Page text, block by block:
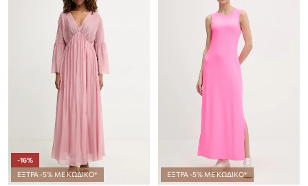
-16%
ΕΞΤΡΑ -5% ΜΕ ΚΩΔΙΚΟ*
ΕΞΤΡΑ -5% ΜΕ ΚΩΔΙΚΟ*